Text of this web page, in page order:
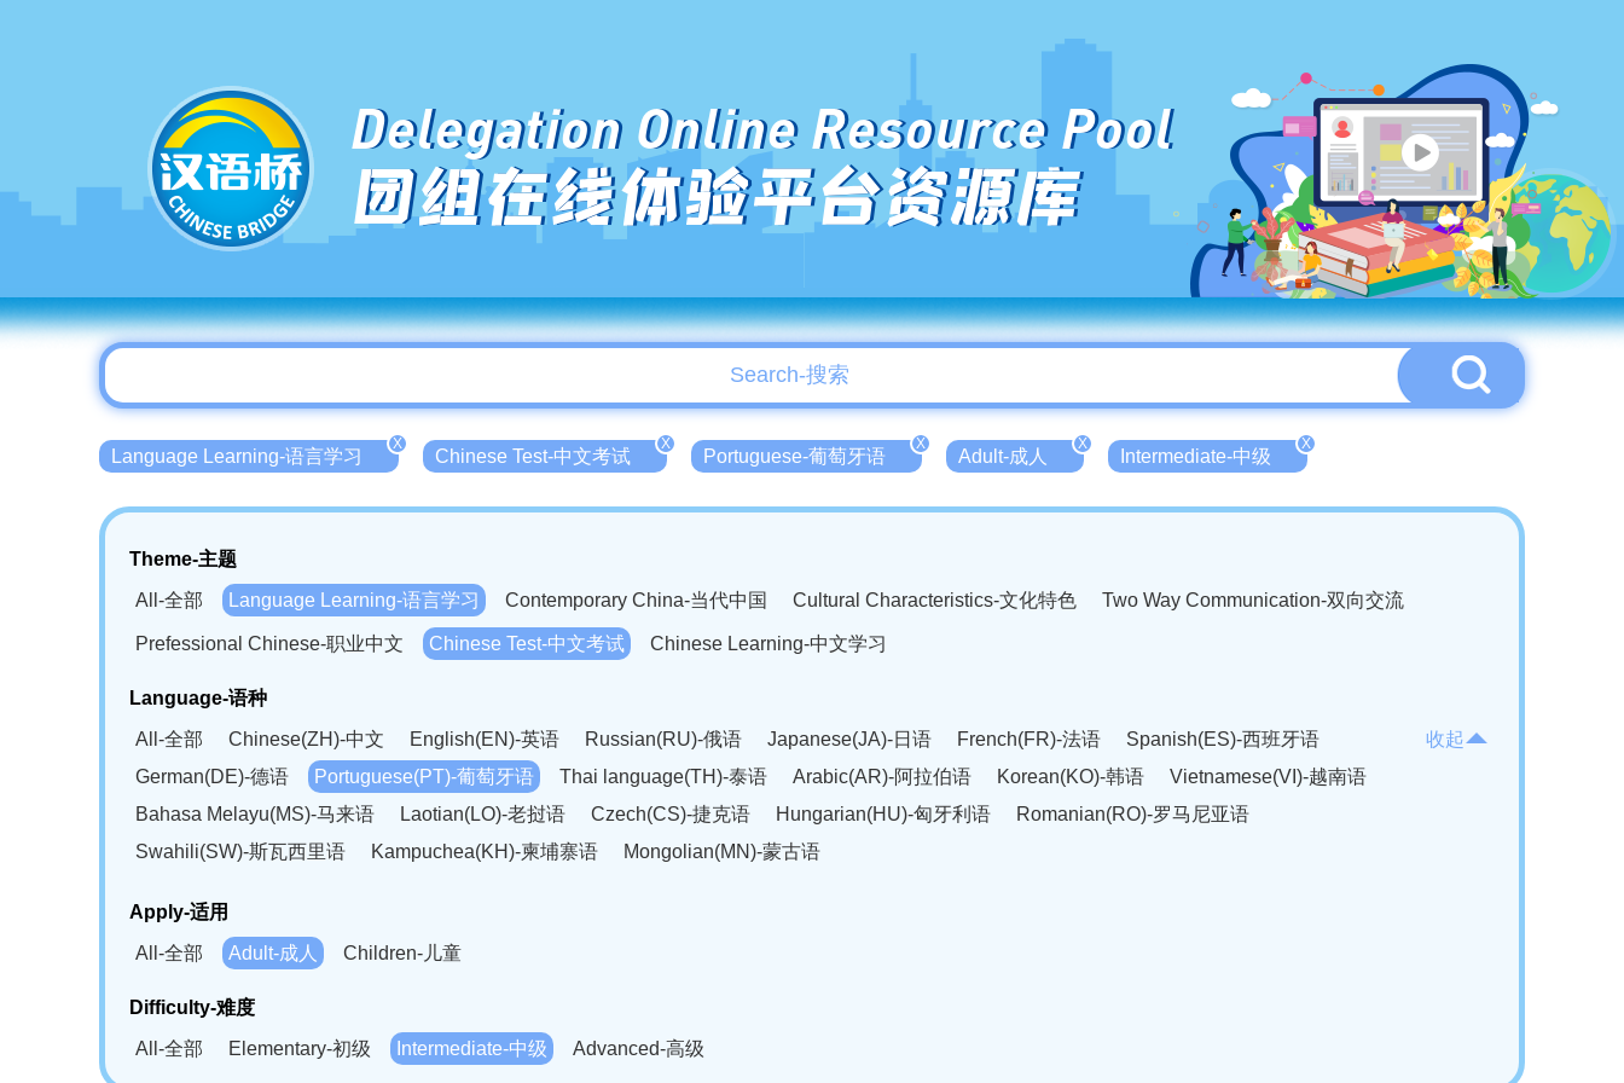
Delegation Online Resource Pool
团组在线体验平台资源库
Language Learning-语言学习
X
Chinese Test-中文考试
X
Portuguese-葡萄牙语
X
Adult-成人
X
Intermediate-中级
X
Theme-主题
All-全部
Language Learning-语言学习 Contemporary China-当代中国 Cultural Characteristics-文化特色 Two Way Communication-双向交流
Prefessional Chinese-职业中文 Chinese Test-中文考试 Chinese Learning-中文学习
Language-语种
All-全部
Chinese(ZH)-中文 English(EN)-英语 Russian(RU)-俄语 Japanese(JA)-日语 French(FR)-法语
Spanish(ES)-西班牙语
German(DE)-德语
Portuguese(PT)-葡萄牙语 Thai language(TH)-泰语 Arabic(AR)-阿拉伯语 Korean(KO)-韩语
Vietnamese(VI)-越南语
Bahasa Melayu(MS)-马来语
Laotian(LO)-老挝语 Czech(CS)-捷克语 Hungarian(HU)-匈牙利语
Romanian(RO)-罗马尼亚语
Swahili(SW)-斯瓦西里语
Kampuchea(KH)-柬埔寨语 Mongolian(MN)-蒙古语
收起
Apply-适用
All-全部
Adult-成人 Children-儿童
Difficulty-难度
All-全部
Elementary-初级 Intermediate-中级 Advanced-高级